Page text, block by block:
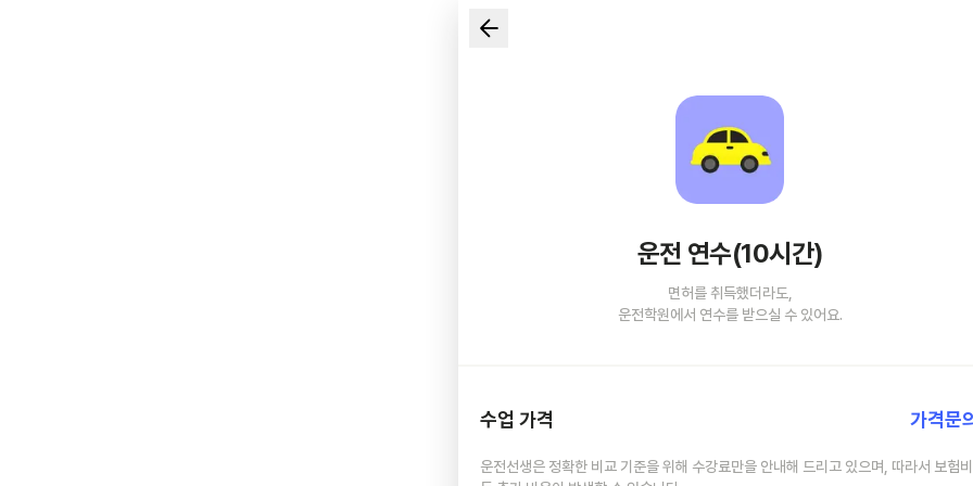
운전 연수(10시간)
면허를 취득했더라도,
운전학원에서 연수를 받으실 수 있어요.
수업 가격 가격문
운전선생은 정확한 비교 기준을 위해 수강료만을 안내해 드리고 있으며, 따라서 보험비